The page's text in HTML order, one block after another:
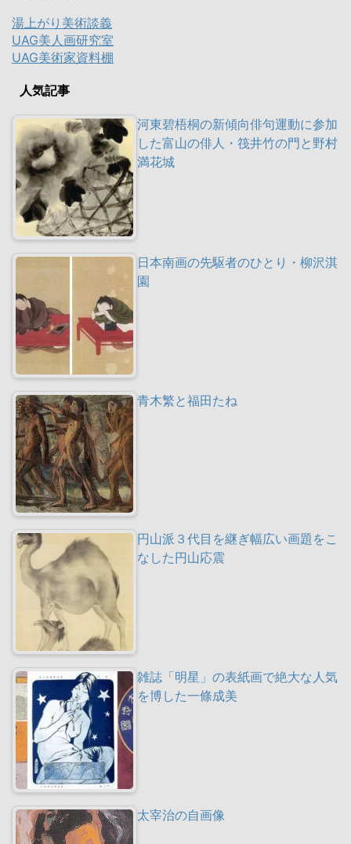
湯上がり美術談義
UAG美人画研究室
UAG美術家資料棚
人気記事
河東碧梧桐の新傾向俳句運動に参加
した富山の俳人・筏井竹の門と野村
満花城
日本南画の先駆者のひとり・柳沢淇
園
青木繁と福田たね
円山派３代目を継ぎ幅広い画題をこ
なした円山応震
雑誌「明星」の表紙画で絶大な人気
を博した一條成美
太宰治の自画像